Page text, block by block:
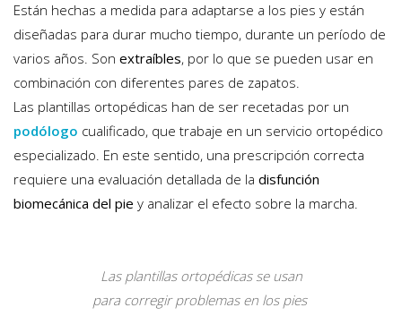
Están hechas a medida para adaptarse a los pies y están
diseñadas para durar mucho tiempo, durante un período de
varios años. Son extraíbles, por lo que se pueden usar en
combinación con diferentes pares de zapatos.
Las plantillas ortopédicas han de ser recetadas por un
podólogo cualificado, que trabaje en un servicio ortopédico
especializado. En este sentido, una prescripción correcta
requiere una evaluación detallada de la disfunción
biomecánica del pie y analizar el efecto sobre la marcha.
Las plantillas ortopédicas se usan
para corregir problemas en los pies